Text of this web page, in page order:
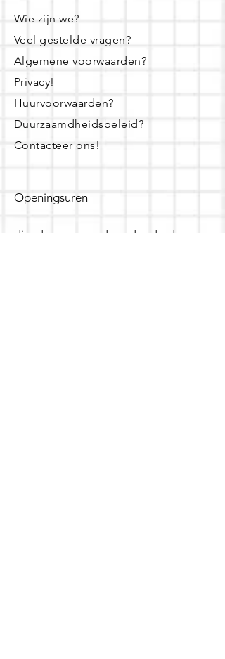
Wie zijn we?
Veel gestelde vragen?
Algemene voorwaarden?
Privacy!
Huurvoorwaarden?
Duurzaamdheidsbeleid?
Contacteer ons!
Openingsuren
dinsdag - woensdag- donderdag: